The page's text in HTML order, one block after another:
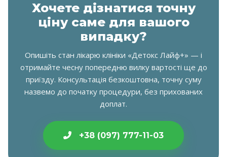
Хочете дізнатися точну
ціну саме для вашого
випадку?
Опишіть стан лікарю клініки «Детокс Лайф+» — і
отримайте чесну попередню вилку вартості ще до
приїзду. Консультація безкоштовна, точну суму
назвемо до початку процедури, без прихованих
доплат.
+38 (097) 777-11-03